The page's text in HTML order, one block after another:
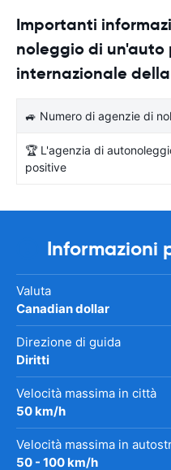
Importanti
noleggio di un'auto
internazionale
🚙 Numero di agenzie di
🏆 L'agenzia di
positive
Informazioni
Valuta
Canadian dollar
Direzione di guida
Diritti
Velocità massima in città
50 km/h
Velocità massima in
50 - 100 km/h